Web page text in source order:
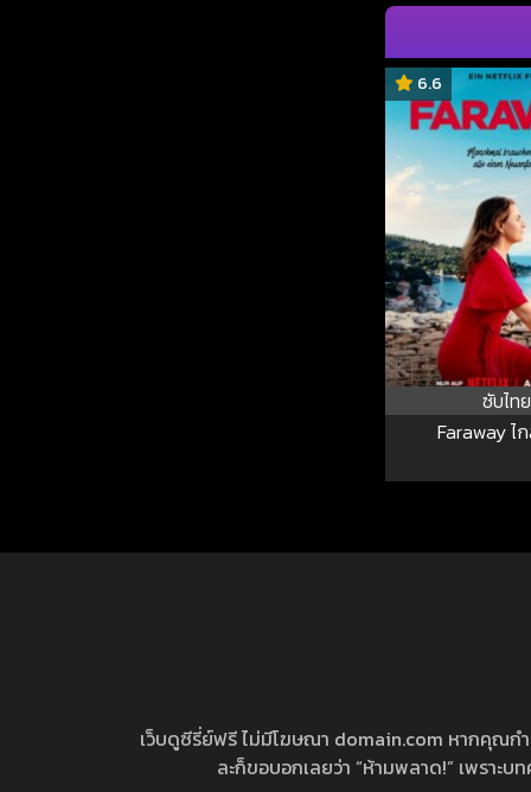
6.6
ซับไทย
Faraway ไ
เว็บดูซีรี่ย์ฟรี ไม่มีโฆษณา domain.com หากคุณก
ละก็ขอบอกเลยว่า “ห้ามพลาด!” เพราะ